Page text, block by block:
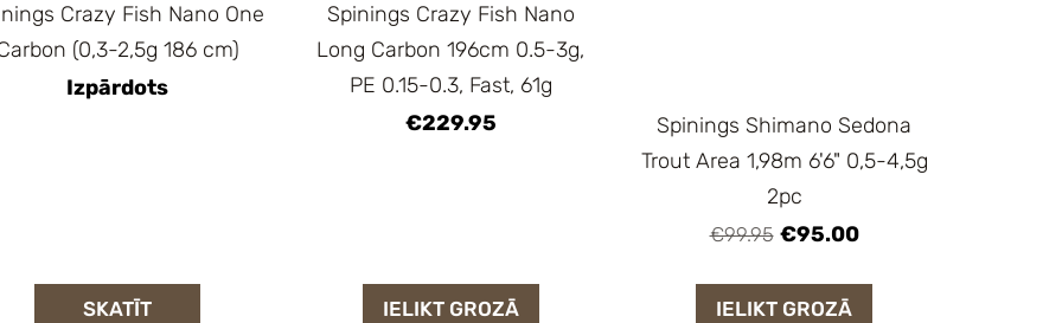
Crazy Fish Nano One
(0,3-2,5g 186 cm)
Izpārdots
SKATĪT
Spinings Crazy Fish Nano
Long Carbon 196cm 0.5-3g,
PE 0.15-0.3, Fast, 61g
€229.95
IELIKT GROZĀ
Spinings Shimano Sedona
Trout Area 1,98m 6'6" 0,5-4,5g
2pc
€99.95 €95.00
IELIKT GROZĀ